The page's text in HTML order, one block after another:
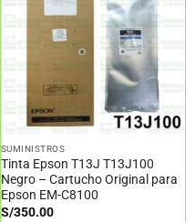
SUMINISTROS
Tinta Epson T13J T13J100
Negro – Cartucho Original para
Epson EM-C8100
S/350.00